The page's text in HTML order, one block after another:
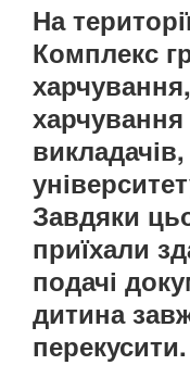
На
Комплекс
харчування
Завдяки
приїхали
подачі
дитина
перекусити.